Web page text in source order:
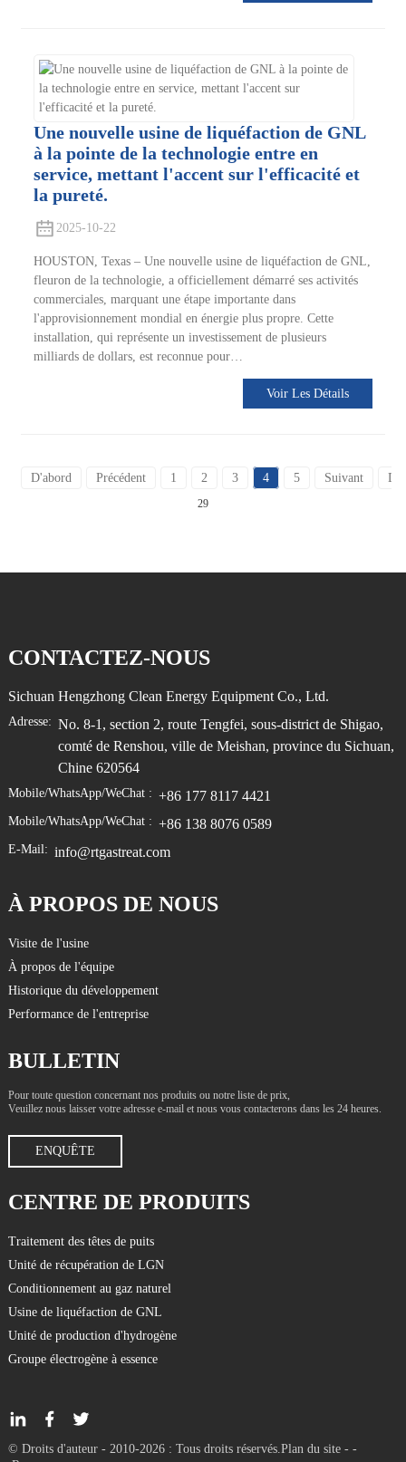
Une nouvelle usine de liquéfaction de GNL
à la pointe de la technologie entre en
service, mettant l'accent sur l'efficacité et
la pureté.
2025-10-22
HOUSTON, Texas – Une nouvelle usine de liquéfaction de GNL,
fleuron de la technologie, a officiellement démarré ses activités
commerciales, marquant une étape importante dans
l'approvisionnement mondial en énergie plus propre. Cette
installation, qui représente un investissement de plusieurs
milliards de dollars, est reconnue pour…
Voir Les Détails
D'abord Précédent 1 2 3 4 5 Suivant
29
CONTACTEZ-NOUS
Sichuan Hengzhong Clean Energy Equipment Co., Ltd.
Adresse: No. 8-1, section 2, route Tengfei, sous-district de Shigao,
comté de Renshou, ville de Meishan, province du Sichuan,
Chine 620564
Mobile/WhatsApp/WeChat : +86 177 8117 4421
Mobile/WhatsApp/WeChat : +86 138 8076 0589
E-Mail: info@rtgastreat.com
À PROPOS DE NOUS
Visite de l'usine
À propos de l'équipe
Historique du développement
Performance de l'entreprise
BULLETIN
Pour toute question concernant nos produits ou notre liste de prix,
Veuillez nous laisser votre adresse e-mail et nous vous contacterons dans les 24 heures.
ENQUÊTE
CENTRE DE PRODUITS
Traitement des têtes de puits
Unité de récupération de LGN
Conditionnement au gaz naturel
Usine de liquéfaction de GNL
Unité de production d'hydrogène
Groupe électrogène à essence
© Droits d'auteur - 2010-2026 : Tous droits réservés. Plan du site- -